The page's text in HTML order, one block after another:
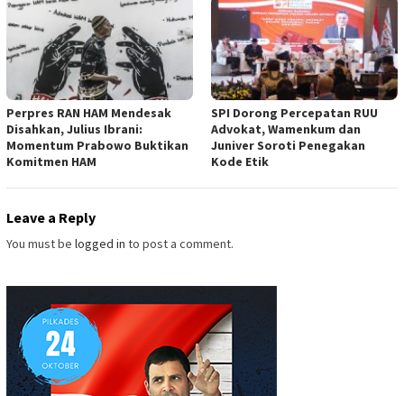
Perpres RAN HAM Mendesak
Disahkan, Julius Ibrani:
Momentum Prabowo Buktikan
Komitmen HAM
SPI Dorong Percepatan RUU
Advokat, Wamenkum dan
Juniver Soroti Penegakan
Kode Etik
Leave a Reply
You must be logged in to post a comment.